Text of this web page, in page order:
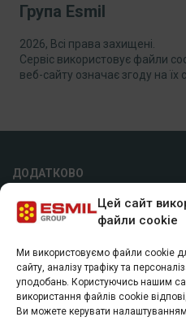
Цей сайт
файли cookie
Ми використовуємо файли cookie
сайту, аналізу трафіку та
уподобань. Користуючись нашим
використання файлів cookie
Ви можете керувати
Група Esmil
2026, Всі права захищені.
Сервіс використовує файли
веб-сайту означає згоду на їх
ДОДАТКОВО
ПРО НАС
ГРУПА ESMIL
а/с 7055, м. Харків, 61072
+38 (057) 74 40 800